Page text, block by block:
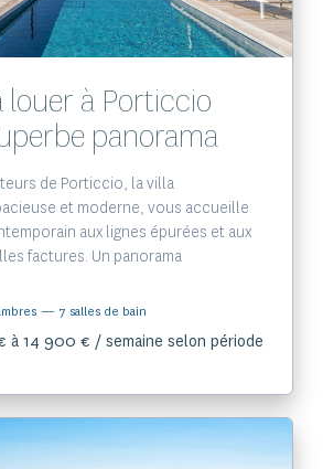
louer à Porticcio
panorama
de Porticcio, la villa
et moderne, vous accueille
aux lignes épurées et aux
factures. Un panorama
— 7 salles de bain
à 14 900 € / semaine selon période